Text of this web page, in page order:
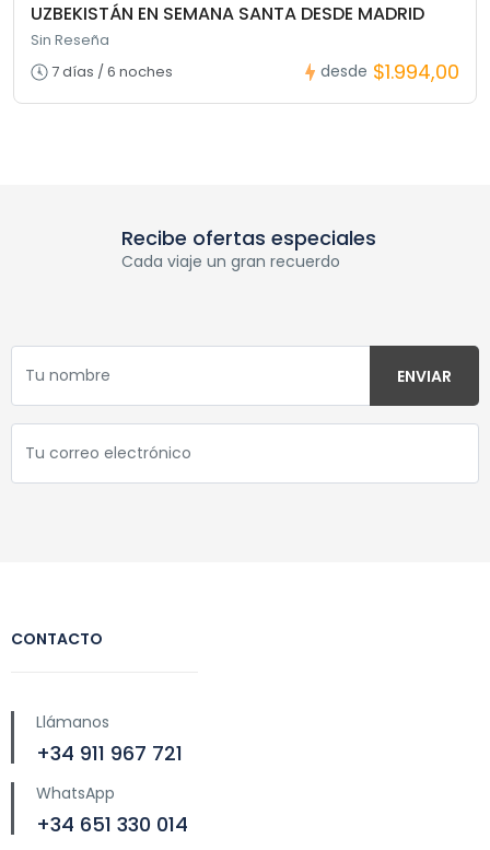
UZBEKISTÁN EN SEMANA SANTA DESDE MADRID
Sin Reseña
7 días / 6 noches
desde $1.994,00
Recibe ofertas especiales
Cada viaje un gran recuerdo
CONTACTO
Llámanos
+34 911 967 721
WhatsApp
+34 651 330 014